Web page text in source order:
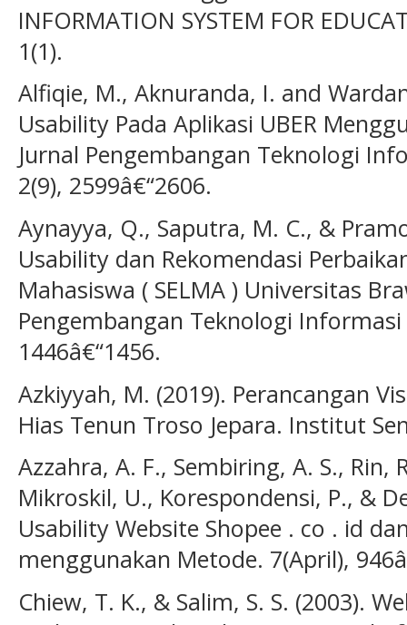
INFORMATION SYSTEM FOR
1(1).
Alfiqie, M., Aknuranda, I. and
Usability Pada Aplikasi UBER
Jurnal Pengembangan Teknologi
2(9), 2599â€“2606.
Aynayya, Q., Saputra, M. C., &
Usability dan Rekomendasi
Mahasiswa ( SELMA ) Universitas
Pengembangan Teknologi
1446â€“1456.
Azkiyyah, M. (2019). Perancangan
Hias Tenun Troso Jepara. Institut
Azzahra, A. F., Sembiring, A. S., Rin,
Mikroskil, U., Korespondensi, P., &
Usability Website Shopee . co . id
menggunakan Metode. 7(April),
Chiew, T. K., & Salim, S. S. (2003).